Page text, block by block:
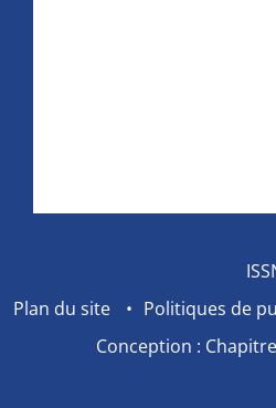
Plan du site
Politiques de
Conception :